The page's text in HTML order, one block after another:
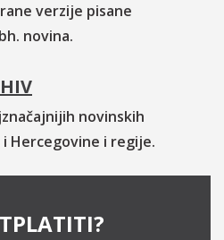
verzije pisane
novina.
novinskih
Hercegovine i regije.